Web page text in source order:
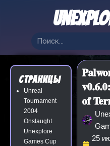
Search
Страницы
Unreal
Tournament
2004
Onslaught
Unexplore
Games Cup
of
25